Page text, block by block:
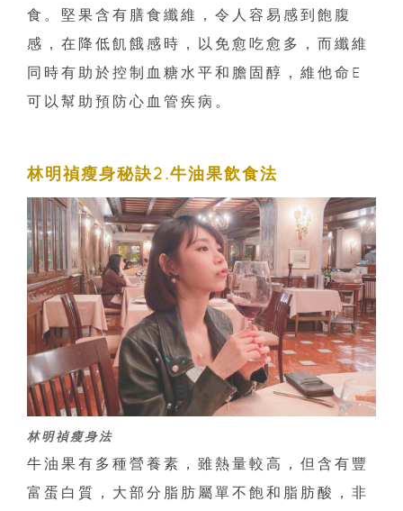
食。堅果含有膳食纖維，令人容易感到飽腹
感，在降低飢餓感時，以免愈吃愈多，而纖維
同時有助於控制血糖水平和膽固醇，維他命E
可以幫助預防心血管疾病。
林明禎瘦身秘訣2.牛油果飲食法
林明禎瘦身法
牛油果有多種營養素，雖熱量較高，但含有豐
富蛋白質，大部分脂肪屬單不飽和脂肪酸，非